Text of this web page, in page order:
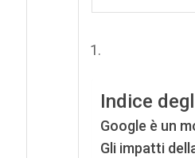
Indice
Google è un
Gli impatti